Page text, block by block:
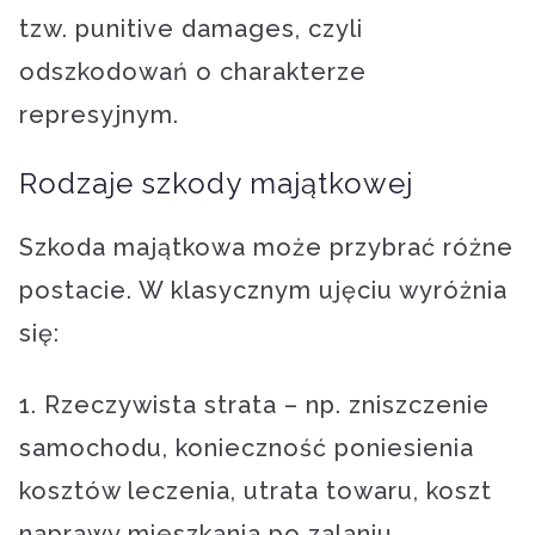
tzw. punitive damages, czyli
odszkodowań o charakterze
represyjnym.
Rodzaje szkody majątkowej
Szkoda majątkowa może przybrać różne
postacie. W klasycznym ujęciu wyróżnia
się:
1. Rzeczywista strata – np. zniszczenie
samochodu, konieczność poniesienia
kosztów leczenia, utrata towaru, koszt